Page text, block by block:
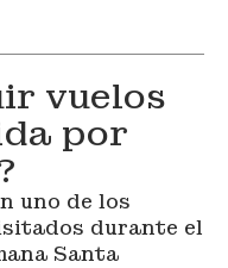
vuelos
por
uno de los
durante el
Santa